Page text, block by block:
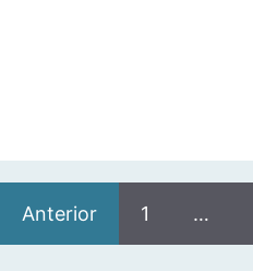
Anterior 1 …